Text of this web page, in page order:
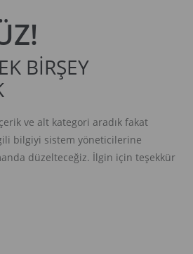
BİRŞEY
ve alt kategori aradık fakat
bilgiyi sistem yöneticilerine
düzelteceğiz. İlgin için teşekkür